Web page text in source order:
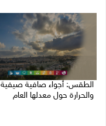
الطقس: أجواء صافية صيفية
والحرارة حول معدلها العام